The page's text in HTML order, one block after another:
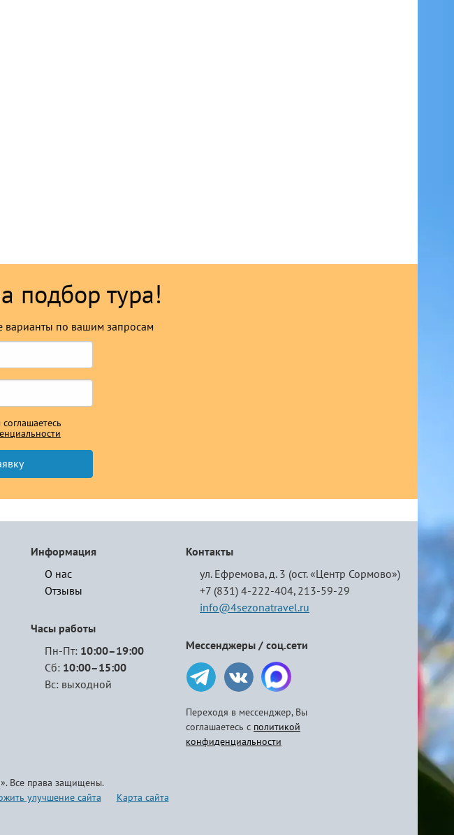
подбор тура!
по вашим запросам
Информация
О нас
Отзывы
Часы работы
Пн-Пт: 10:00–19:00
Сб: 10:00–15:00
Вс: выходной
Контакты
ул. Ефремова, д. 3 (ост. «Центр Сормово»)
+7 (831) 4-222-404, 213-59-29
info@4sezonatravel.ru
Мессенджеры / соц.сети
Переходя в мессенджер, Вы
соглашаетесь с политикой
конфиденциальности
Все права защищены.
улучшение сайта Карта сайта